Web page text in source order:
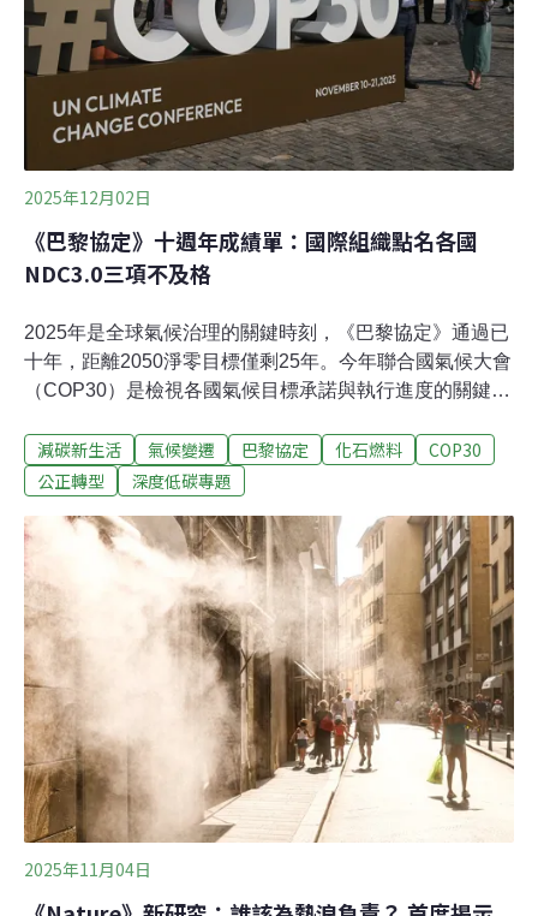
Geothermal System, EGS）。先鑽井至地下高溫處後，以
水力壓裂創造裂縫，提升井與井之間的熱交換效率。增強
型地熱系統早期有鑽探成本高昂、人工裂隙控制不易及誘
發地震風險等問
2025年12月02日
《巴黎協定》十週年成績單：國際組織點名各國
NDC3.0三項不及格
2025年是全球氣候治理的關鍵時刻，《巴黎協定》通過已
十年，距離2050淨零目標僅剩25年。今年聯合國氣候大會
（COP30）是檢視各國氣候目標承諾與執行進度的關鍵時
式，這將是台灣履行淨零承諾，與全球共同守護1.5°C目標
的關鍵機會。依據《巴黎協定》規定，各締約方每五年需
Contribution, NDC），以展現實現升溫控制在1.5°C內的
承諾。今年2月正是NDC3.0的提交期限，儘管2023年的首
次全球盤點確實推動全球氣候行動的進展，但未能使世界
走在符合1.5°C目標的路徑上。因此，本次NDC 3.0的關鍵
不僅在檢視首次全球盤點的成果，更需具體展現各國氣候
行動進展及企圖心。11月底，COP30甫於巴西貝倫落幕，
大會於會前要求尚未提交新版NDC的締約方，須於會前完
成遞
減碳新生活 氣候變遷 巴黎協定 化石燃料
COP30
公正轉型
深度低碳專題
2025年11月04日